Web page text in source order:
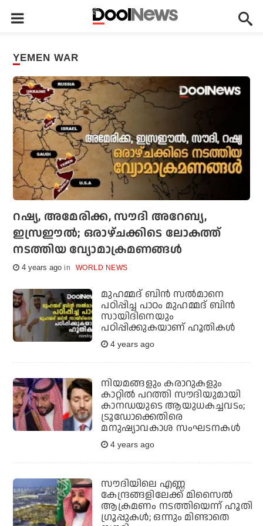
YEMEN WAR
റഷ്യ, അമേരിക്ക, സൗദി അറേബ്യ,
ഇസ്രഈല്‍; ഒരാഴ്ചക്കിടെ ലോകത്ത്
നടത്തിയ വ്യോമാക്രമണങ്ങള്‍
4 years ago WORLD NEWS
മുഹമ്മദ് ബിന്‍ സല്‍മാനെ
പഠിപ്പിച്ച പാഠം മുഹമ്മദ് ബിന്‍
സായിദിനെയും
പഠിപ്പിക്കുകയാണ് ഹൂതികള്‍
4 years ago
നിയമങ്ങളും കരാറുകളും
കാറ്റില്‍ പറത്തി സൗദിയുമായി
കാനഡയുടെ ആയുധകച്ചവടം;
ട്രൂഡോക്കെതിരെ
മനുഷ്യാവകാശ സംഘടനകള്‍
4 years ago
സൗദിയിലെ എണ്ണ
കേന്ദ്രങ്ങളിലേക്ക് മിസൈല്‍
ആക്രമണം നടത്തിയെന്ന് ഹൂതി
ഗ്രൂപ്പുകള്‍; ഒന്നും മിണ്ടാതെ